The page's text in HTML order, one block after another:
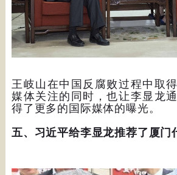
王岐山在中国反腐败过程中取
媒体关注的同时，也让李显龙
得了更多的国际媒体的曝光。
五、习近平给李显龙推荐了厦门